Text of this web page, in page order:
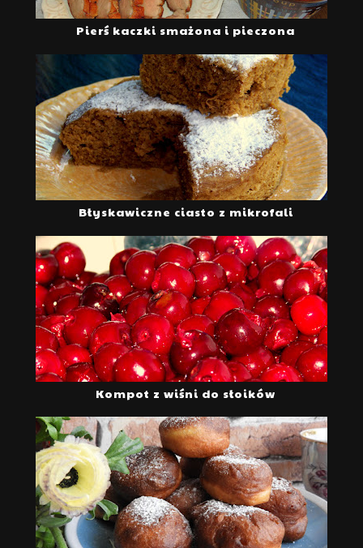
Pierś kaczki smażona i pieczona
Błyskawiczne ciasto z mikrofali
Kompot z wiśni do słoików